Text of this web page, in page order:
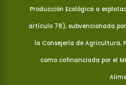
Producción Ecológica a
artículo 78), subvencionada
la Consejería de Agricultura,
como cofinanciada por el